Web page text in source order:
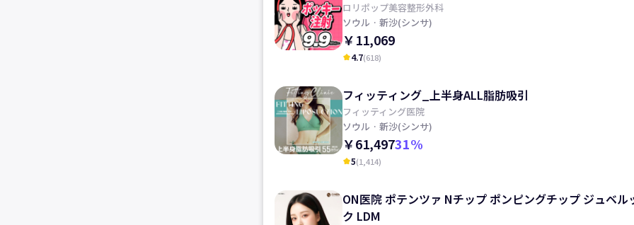
ロリポップ美容整形外科
ソウル · 新沙(シンサ)
￥11,069
kid_star4.7(618)
フィッティング_上半身ALL脂肪吸引
フィッティング医院
ソウル · 新沙(シンサ)
￥61,49731%
kid_star5(1,414)
ON医院 ポテンツァ Nチップ ポンピングチップ ジュベル
ク LDM